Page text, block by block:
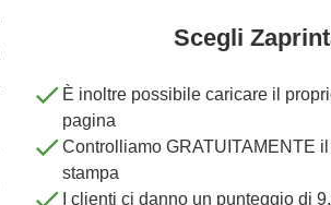
Scegli
È inoltre possibile caricare il
pagina
Controlliamo GRATUITAMENTE
stampa
I clienti ci danno un punteggio di